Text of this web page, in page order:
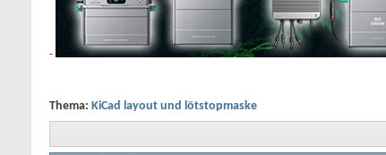
-
Thema: KiCad layout und lötstopmaske